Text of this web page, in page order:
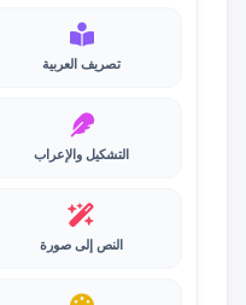
تصريف العربية
التشكيل والإعراب
النص إلى صورة